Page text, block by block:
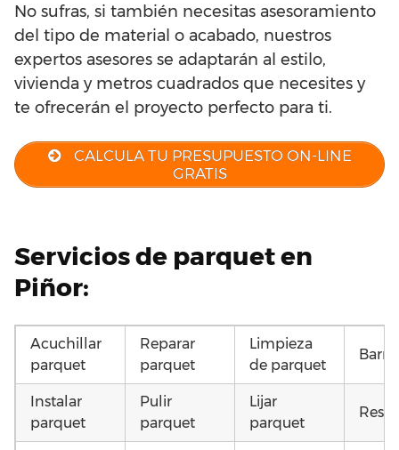
No sufras, si también necesitas asesoramiento
del tipo de material o acabado, nuestros
expertos asesores se adaptarán al estilo,
vivienda y metros cuadrados que necesites y
te ofrecerán el proyecto perfecto para ti.
CALCULA TU PRESUPUESTO ON-LINE
GRATIS
Servicios de parquet en
Piñor:
Acuchillar
parquet
Reparar
parquet
Limpieza
de parquet
Instalar
parquet
Pulir
parquet
Lijar
parquet